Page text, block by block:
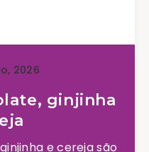
2026
ginjinha
e cereja são